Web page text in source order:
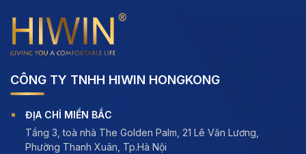
CÔNG TY TNHH HIWIN HONGKONG
ĐỊA CHỈ MIỀN BẮC
Tầng 3, toà nhà The Golden Palm, 21 Lê Văn Lương,
Phường Thanh Xuân, Tp.Hà Nội